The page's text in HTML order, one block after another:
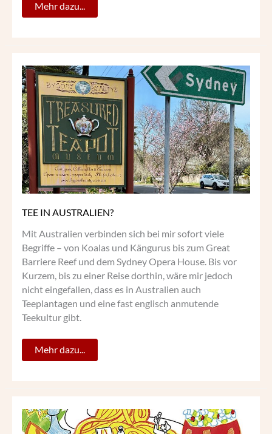
Mehr dazu...
TEE IN AUSTRALIEN?
Mit Australien verbinden sich bei mir sofort viele
Begriffe – von Koalas und Kängurus bis zum Great
Barriere Reef und dem Sydney Opera House. Bis vor
Kurzem, bis zu einer Reise dorthin, wäre mir jedoch
nicht eingefallen, dass es in Australien auch
Teeplantagen und eine fast englisch anmutende
Teekultur gibt.
TEE
IN
AUSTRALIEN?
Mehr dazu...
EIN
KÜNSTLERISCHES
KOCHBUCH